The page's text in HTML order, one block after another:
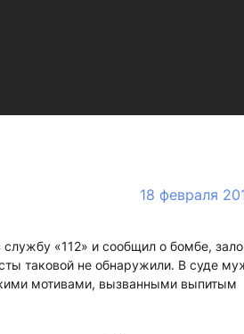
18 февраля
«112» и сообщил о бомбе,
таковой не обнаружили. В суде
мотивами, вызванными выпитым